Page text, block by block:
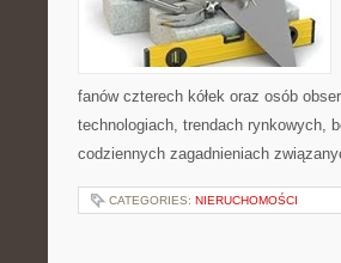
fanów czterech kółek oraz osób
technologiach, trendach rynkowych,
codziennych zagadnieniach
CATEGORIES: NIERUCHOMOŚCI